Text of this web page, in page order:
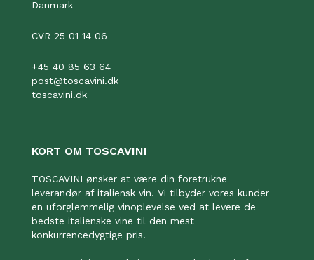
Danmark
CVR 25 01 14 06
+45 40 85 63 64
post@toscavini.dk
toscavini.dk
KORT OM TOSCAVINI
TOSCAVINI ønsker at være din foretrukne
leverandør af italiensk vin. Vi tilbyder vores kunder
en uforglemmelig vinoplevelse ved at levere de
bedste italienske vine til den mest
konkurrencedygtige pris.